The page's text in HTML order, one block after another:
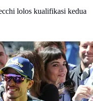
lolos kualifikasi kedua